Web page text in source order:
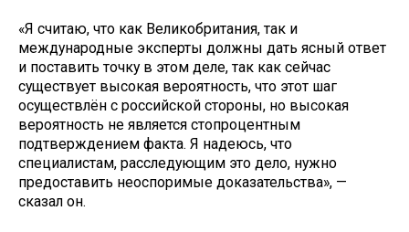
«Я считаю, что как Великобритания, так и
международные эксперты должны дать ясный ответ
и поставить точку в этом деле, так как сейчас
существует высокая вероятность, что этот шаг
осуществлён с российской стороны, но высокая
вероятность не является стопроцентным
подтверждением факта. Я надеюсь, что
специалистам, расследующим это дело, нужно
предоставить неоспоримые доказательства», —
сказал он.